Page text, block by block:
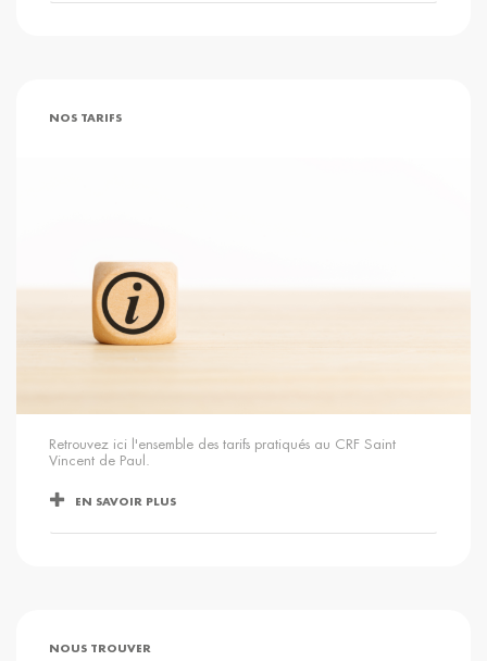
NOS TARIFS
Retrouvez ici l'ensemble des tarifs pratiqués au CRF Saint
Vincent de Paul.
EN SAVOIR PLUS
NOUS TROUVER